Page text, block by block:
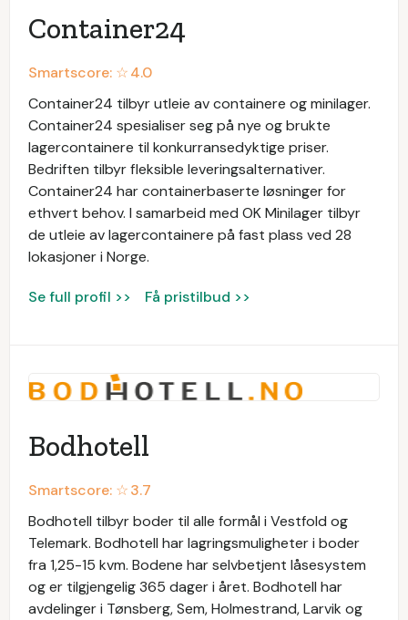
Container24
Smartscore: ☆4.0
Container24 tilbyr utleie av containere og minilager.
Container24 spesialiser seg på nye og brukte
lagercontainere til konkurransedyktige priser.
Bedriften tilbyr fleksible leveringsalternativer.
Container24 har containerbaserte løsninger for
ethvert behov. I samarbeid med OK Minilager tilbyr
de utleie av lagercontainere på fast plass ved 28
lokasjoner i Norge.
Se full profil >> Få pristilbud >>
Bodhotell
Smartscore: ☆3.7
Bodhotell tilbyr boder til alle formål i Vestfold og
Telemark. Bodhotell har lagringsmuligheter i boder
fra 1,25-15 kvm. Bodene har selvbetjent låsesystem
og er tilgjengelig 365 dager i året. Bodhotell har
avdelinger i Tønsberg, Sem, Holmestrand, Larvik og